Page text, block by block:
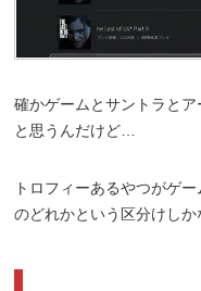
確かゲームとサントラと
と思うんだけど…
トロフィーあるやつがゲ
のどれかという区分けしか